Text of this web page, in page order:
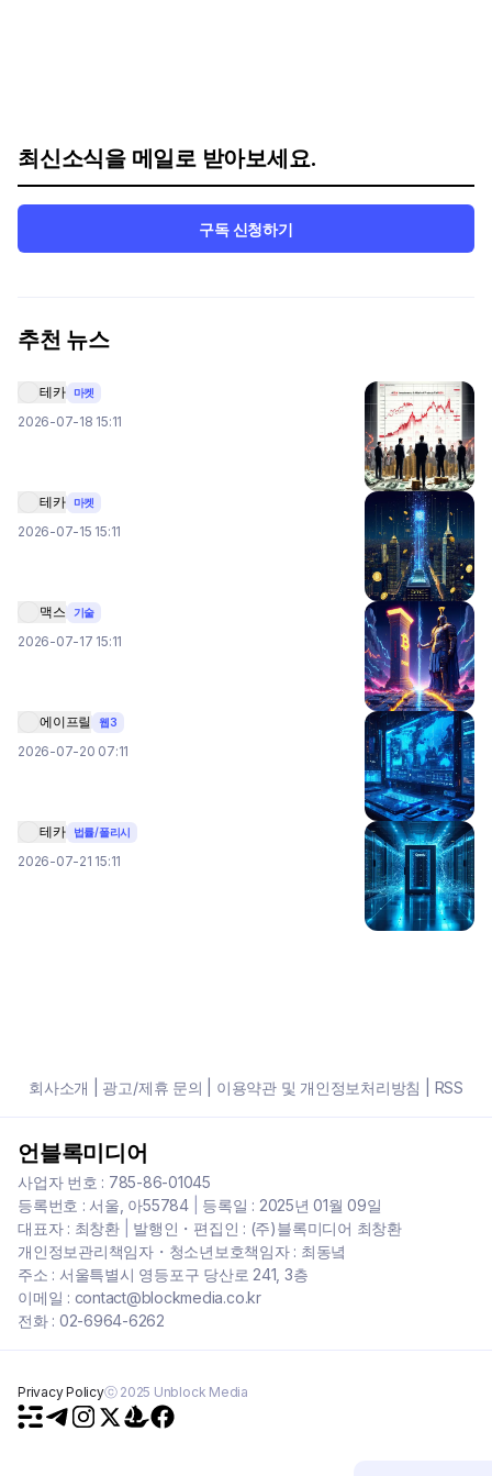
최신소식을 메일로 받아보세요.
구독 신청하기
추천 뉴스
테카 마켓
2026-07-18 15:11
테카 마켓
2026-07-15 15:11
맥스 기술
2026-07-17 15:11
에이프릴 웹3
2026-07-20 07:11
테카 법률/폴리시
2026-07-21 15:11
회사소개 광고/제휴 문의 이용약관 및 개인정보처리방침 RSS
언블록미디어
사업자 번호 : 785-86-01045
등록번호 : 서울, 아55784| 등록일 : 2025년 01월 09일
대표자 : 최창환| 발행인・편집인 : (주)블록미디어 최창환
개인정보관리책임자・청소년보호책임자 : 최동녘
주소 : 서울특별시 영등포구 당산로 241, 3층
이메일 : contact@blockmedia.co.kr
전화 : 02-6964-6262
Privacy Policyⓒ 2025 Unblock Media